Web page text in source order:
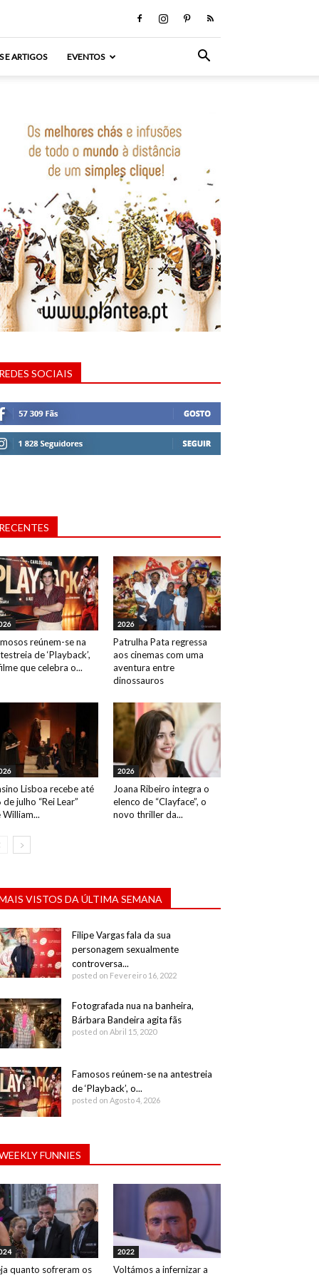
E ARTIGOS EVENTOS
SOCIAIS
reúnem-se na
de ‘Playback’,
que celebra o...
2026
Patrulha Pata regressa
aos cinemas com uma
aventura entre
dinossauros
Lisboa recebe até
de julho “Rei Lear”
William...
2026
Joana Ribeiro integra o
elenco de “Clayface”, o
novo thriller da...
VISTOS DA ÚLTIMA SEMANA
Filipe Vargas fala da sua
personagem sexualmente
controversa...
posted on Fevereiro 16, 2022
Fotografada nua na banheira,
Bárbara Bandeira agita fãs
posted on Abril 15, 2020
Famosos reúnem-se na antestreia
de ‘Playback’, o...
posted on Agosto 4, 2026
FUNNIES
quanto sofreram os
2022
Voltámos a infernizar a